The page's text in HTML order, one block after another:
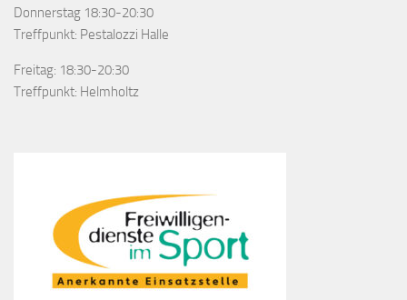
Donnerstag 18:30-20:30
Treffpunkt: Pestalozzi Halle
Freitag: 18:30-20:30
Treffpunkt: Helmholtz